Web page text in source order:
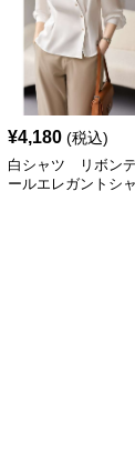
¥4,180 (税込)
白シャツ リボン
ールエレガントシ